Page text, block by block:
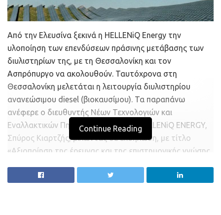
Από την Ελευσίνα ξεκινά η HELLENiQ Energy την
υλοποίηση των επενδύσεων πράσινης μετάβασης των
διυλιστηρίων της, με τη Θεσσαλονίκη και τον
Ασπρόπυργο να ακολουθούν. Ταυτόχρονα στη
Θεσσαλονίκη μελετάται η λειτουργία διυλιστηρίου
ανανεώσιμου diesel (βιοκαυσίμου). Τα παραπάνω
ανέφερε ο διευθυντής Νέων Τεχνολογιών και
Εναλλακτικών Πηγών Ενέργειας της HELLENiQ ENERGY,
Σπύρος Κιαρτζής, μιλώντας σε εκδήλωση, με τίτλο
«Αξιοποίηση της έρευνας και της επιστημονικής γνώσης
Αριστοτέλειο Πανεπιστήμιο Θεσσαλονίκης, για τη
Continue Reading